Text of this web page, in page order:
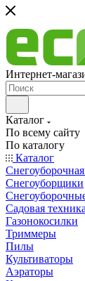
Интернет-
Каталог
По всему сайту
По каталогу
Каталог
Снегоуборщики
Садовая техника
Газонокосилки
Триммеры
Пилы
Культиваторы
Аэраторы